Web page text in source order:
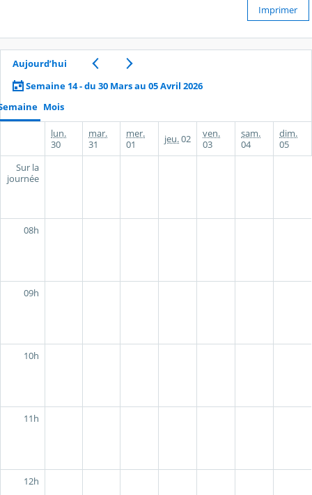
Imprimer
Aujourd’hui
Semaine 14 - du 30 Mars au 05 Avril 2026
Mois
lun.
30
mar.
31
mer.
01
jeu.02
ven.
03
sam.
04
dim.
05
Sur la
journée
08h
09h
10h
11h
12h